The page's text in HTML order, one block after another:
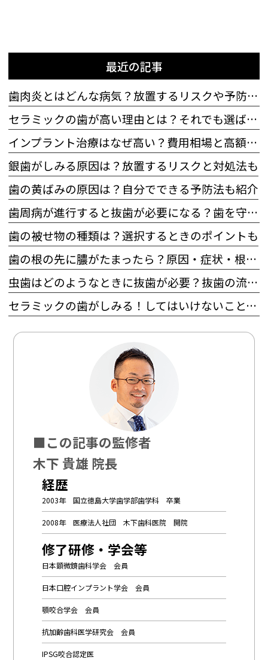
最近の記事
歯肉炎とはどんな病気？放置するリスクや予防法も解説
セラミックの歯が高い理由とは？それでも選ばれる理由も
インプラント治療はなぜ高い？費用相場と高額になる理由
銀歯がしみる原因は？放置するリスクと対処法も
歯の黄ばみの原因は？自分でできる予防法も紹介
歯周病が進行すると抜歯が必要になる？歯を守るためにできることも
歯の被せ物の種類は？選択するときのポイントも
歯の根の先に膿がたまったら？原因・症状・根管治療の流れを徹底確認
虫歯はどのようなときに抜歯が必要？抜歯の流れとその後の治療も
セラミックの歯がしみる！してはいけないこと、対処法を解説！
■この記事の監修者
木下 貴雄 院長
経歴
2003年 国立徳島大学歯学部歯学科 卒業
2008年 医療法人社団 木下歯科医院 開院
修了研修・学会等
日本顕微鏡歯科学会 会員
日本口腔インプラント学会 会員
顎咬合学会 会員
抗加齢歯科医学研究会 会員
IPSG咬合認定医